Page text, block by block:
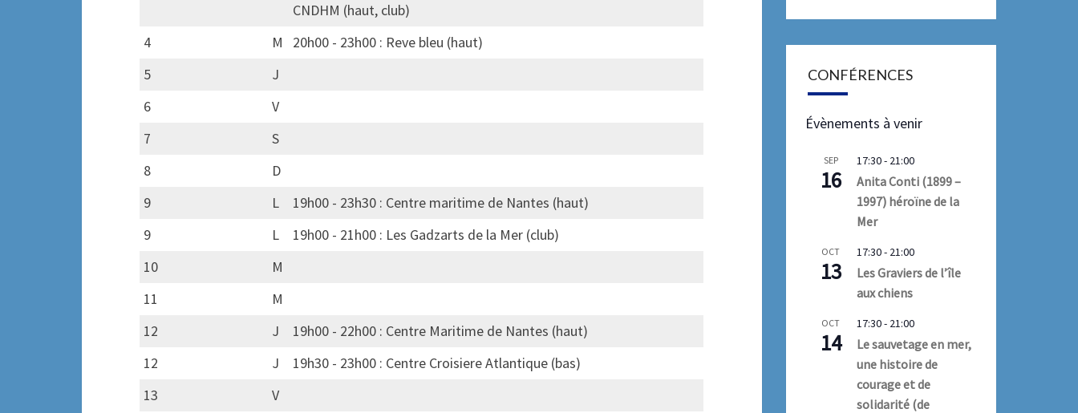
CNDHM (haut, club)
4
M
20h00 - 23h00 : Reve bleu (haut)
5
J
6
V
7
S
8
D
9
L
19h00 - 23h30 : Centre maritime de Nantes (haut)
9
L
19h00 - 21h00 : Les Gadzarts de la Mer (club)
10
M
11
M
12
J
19h00 - 22h00 : Centre Maritime de Nantes (haut)
12
J
19h30 - 23h00 : Centre Croisiere Atlantique (bas)
13
V
CONFÉRENCES
Évènements à venir
SEP
16
17:30- 21:00
Anita Conti (1899 –
1997) héroïne de la
Mer
OCT
13
17:30- 21:00
Les Graviers de l’île
aux chiens
OCT
14
17:30- 21:00
Le sauvetage en mer,
une histoire de
courage et de
solidarité (de